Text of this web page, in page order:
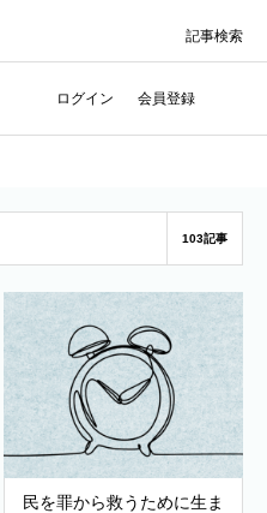
ログイン 会員登録
記事検索
103記事
民を罪から救うために生ま